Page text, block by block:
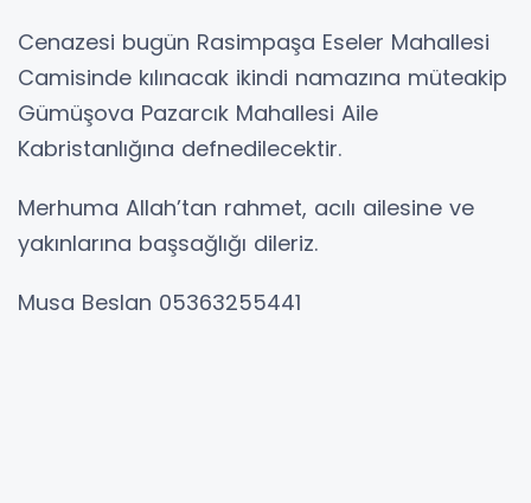
Cenazesi bugün Rasimpaşa Eseler Mahallesi
Camisinde kılınacak ikindi namazına müteakip
Gümüşova Pazarcık Mahallesi Aile
Kabristanlığına defnedilecektir.
Merhuma Allah’tan rahmet, acılı ailesine ve
yakınlarına başsağlığı dileriz.
Musa Beslan 05363255441